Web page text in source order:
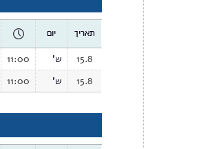
תאריך יום
15.8 ש' 11:00
15.8
ש' 11:00